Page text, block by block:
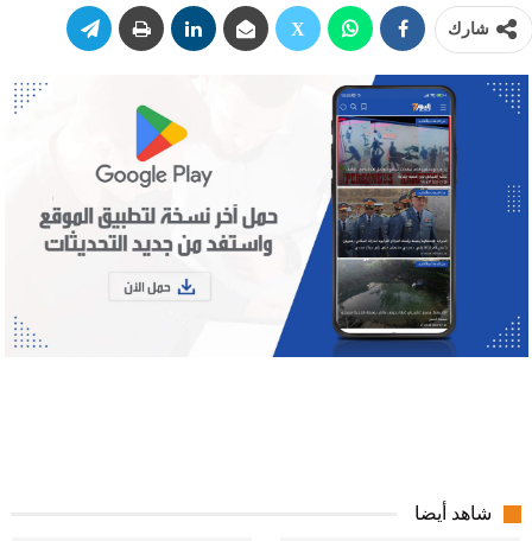
شارك
شاهد أيضا